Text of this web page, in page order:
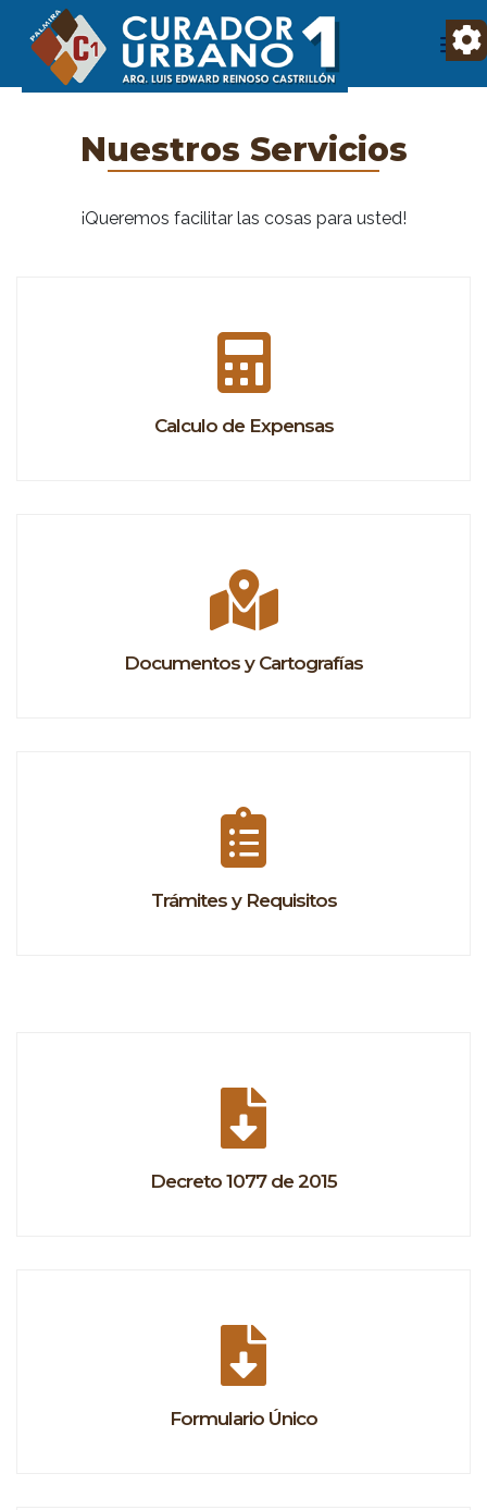
Nuestros Servicios
¡Queremos facilitar las cosas para usted!
Calculo de Expensas
Documentos y Cartografías
Trámites y Requisitos
Decreto 1077 de 2015
Formulario Único